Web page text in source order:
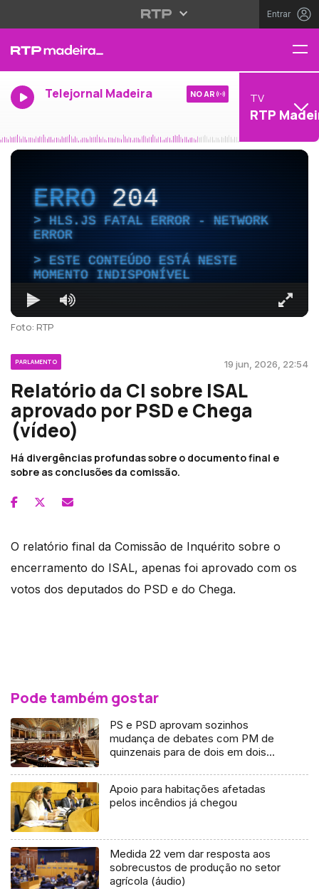
Entrar
Telejornal Madeira NO AR TV
RTP
ERRO204
HLS.JS FATAL ERROR - NETWORK
ERROR
ESTE CONTEÚDO ESTÁ NESTE
MOMENTO INDISPONÍVEL
Foto: RTP
PARLAMENTO 19 jun, 2026, 22:54
Relatório da CI sobre ISAL
aprovado por PSD e Chega
(vídeo)
Há divergências profundas sobre o documento final e
sobre as conclusões da comissão.
O relatório final da Comissão de Inquérito sobre o
encerramento do ISAL, apenas foi aprovado com os
votos dos deputados do PSD e do Chega.
Pode também gostar
PS e PSD aprovam sozinhos
mudança de debates com PM de
quinzenais para de dois em dois
Apoio para habitações afetadas
pelos incêndios já chegou
Medida 22 vem dar resposta aos
sobrecustos de produção no setor
agrícola (áudio)